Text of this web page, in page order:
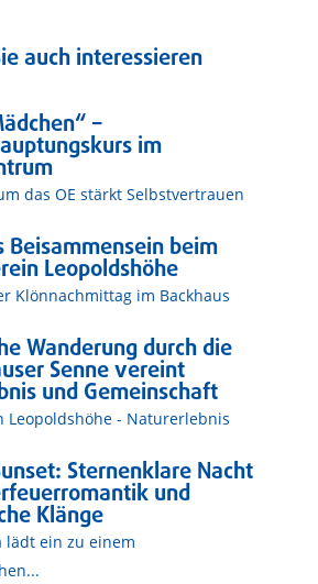
auch interessieren
–
im
das OE stärkt Selbstvertrauen
Beisammensein beim
Leopoldshöhe
Klönnachmittag im Backhaus
Wanderung durch die
Senne vereint
und Gemeinschaft
Leopoldshöhe - Naturerlebnis
Sternenklare Nacht
und
Klänge
lädt ein zu einem